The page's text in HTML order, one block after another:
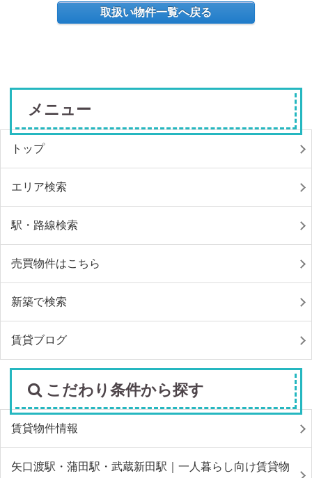
取扱い物件一覧へ戻る
メニュー
トップ
エリア検索
駅・路線検索
売買物件はこちら
新築で検索
賃貸ブログ
こだわり条件から探す
賃貸物件情報
矢口渡駅・蒲田駅・武蔵新田駅｜一人暮らし向け賃貸物